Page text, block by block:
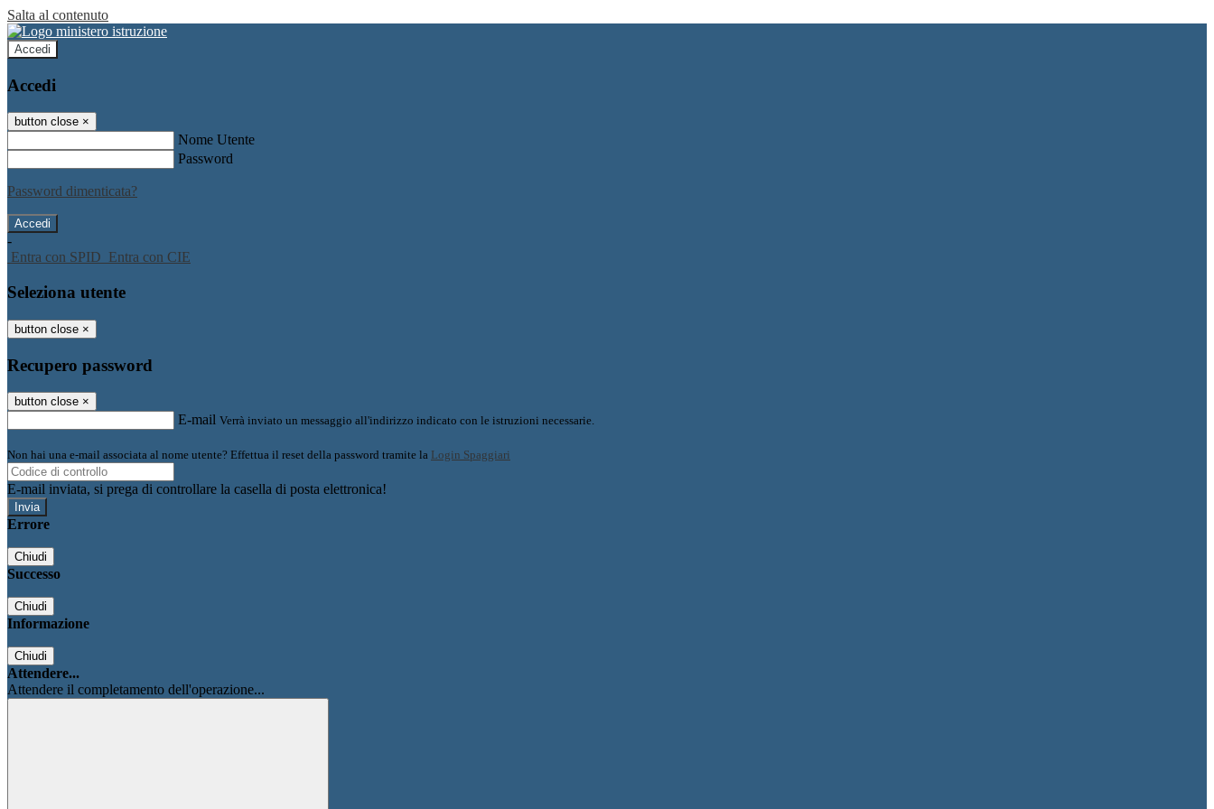
Salta al contenuto
Accedi
Accedi
button close ×
Nome Utente
Password
Password dimenticata?
-
Entra con SPID Entra con CIE
Seleziona utente
button close ×
Recupero password
button close ×
E-mail Verrà inviato un messaggio all'indirizzo indicato con le istruzioni necessarie.
Non hai una e-mail associata al nome utente? Effettua il reset della password tramite la Login Spaggiari
E-mail inviata, si prega di controllare la casella di posta elettronica!
Errore
Chiudi
Successo
Chiudi
Informazione
Chiudi
Attendere...
Attendere il completamento dell'operazione...